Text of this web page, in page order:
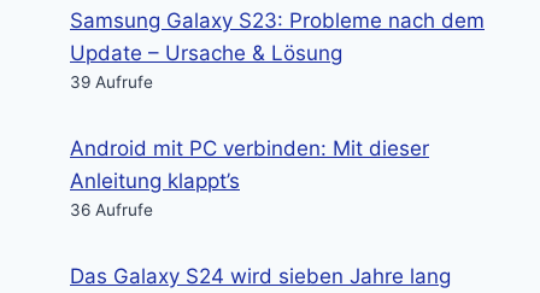
Samsung Galaxy S23: Probleme nach dem
Update – Ursache & Lösung
39 Aufrufe
Android mit PC verbinden: Mit dieser
Anleitung klappt’s
36 Aufrufe
Das Galaxy S24 wird sieben Jahre lang